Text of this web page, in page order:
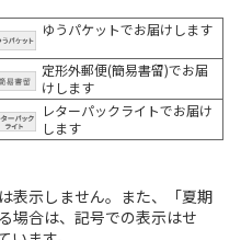
ゆうパケットでお届けします
定形外郵便(簡易書留)でお届
けします
レターパックライトでお届け
します
表示しません。また、「夏期
場合は、記号での表示はせ